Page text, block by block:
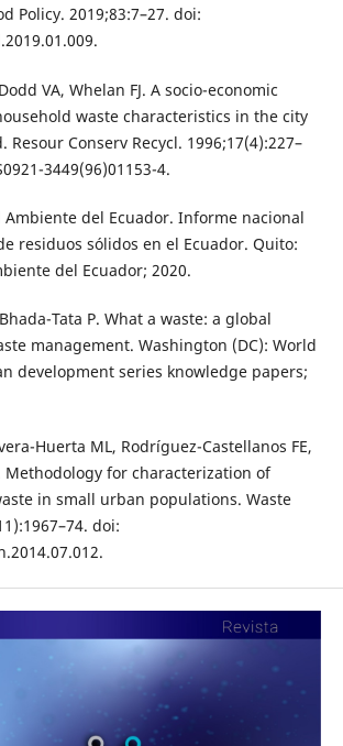
Policy. 2019;83:7–27. doi:
VA, Whelan FJ. A socio-economic
waste characteristics in the city
Conserv Recycl. 1996;17(4):227–
3449(96)01153-4.
del Ecuador. Informe nacional
residuos sólidos en el Ecuador. Quito:
del Ecuador; 2020.
Tata P. What a waste: a global
management. Washington (DC): World
development series knowledge papers;
Huerta ML, Rodríguez-Castellanos FE,
Methodology for characterization of
in small urban populations. Waste
doi: